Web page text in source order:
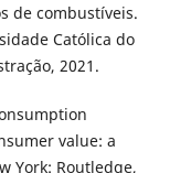
de combustíveis.
Católica do
2021.
value: a
York: Routledge,